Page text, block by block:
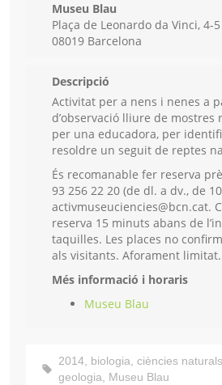
Museu Blau
Plaça de Leonardo da Vinci, 4-5
08019 Barcelona
Descripció
Activitat per a nens i nenes a
d’observació lliure de mostres
per una educadora, per
resoldre un seguit de reptes
És recomanable fer reserva
93 256 22 20 (de dl. a dv., de
activmuseuciencies@bcn.cat.
reserva 15 minuts abans de
taquilles. Les places no
als visitants. Aforament limitat.
Més informació i horaris
Museu Blau
2014, biologia, ciències naturals
geologia, Museu Blau